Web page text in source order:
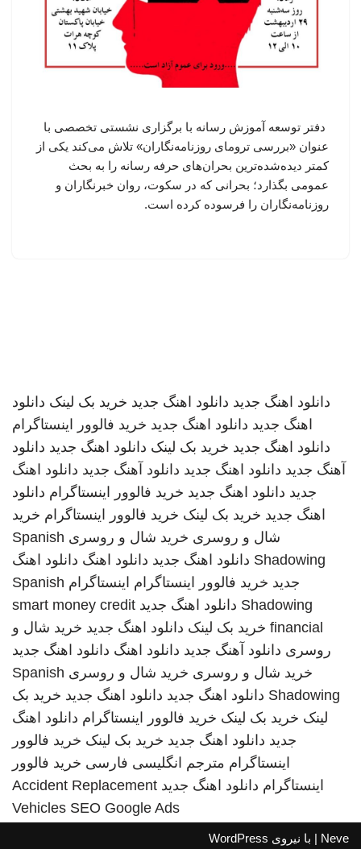
دفتر توسعه آموزش رسانه با برگزاری نشستی تخصصی با
عنوان «بررسی ترومای روزنامه‌نگاران» تلاش می‌کند یکی از
کمتر دیده‌شده‌ترین بحران‌های حرفه رسانه را به بحث
عمومی بگذارد؛ بحرانی که در سکوت، روان خبرنگاران و
روزنامه‌نگاران را فرسوده کرده است.
دانلود اهنگ جدید دانلود اهنگ جدید خرید بک لینک دانلود
اهنگ جدید دانلود اهنگ جدید خرید فالوور اینستاگرام
دانلود اهنگ جدید خرید بک لینک دانلود اهنگ جدید دانلود
آهنگ جدید دانلود اهنگ جدید دانلود آهنگ جدید دانلود اهنگ
جدید دانلود اهنگ جدید خرید فالوور اینستاگرام دانلود
اهنگ جدید خرید بک لینک خرید فالوور اینستاگرام خرید
شال و روسری خرید شال و روسری Spanish
Shadowing دانلود اهنگ جدید دانلود اهنگ دانلود اهنگ
جدید خرید فالوور اینستاگرام اینستاگرام Spanish
Shadowing دانلود اهنگ جدید smart money credit
financial خرید بک لینک دانلود اهنگ جدید خرید شال و
روسری دانلود آهنگ جدید دانلود اهنگ دانلود اهنگ جدید
خرید شال و روسری خرید شال و روسری Spanish
Shadowing دانلود اهنگ جدید دانلود اهنگ جدید خرید بک
لینک خرید بک لینک خرید فالوور اینستاگرام دانلود اهنگ
جدید دانلود اهنگ جدید خرید بک لینک خرید فالوور
اینستاگرام مترجم انگلیسی فارسی خرید فالوور
اینستاگرام دانلود اهنگ جدید Accident Replacement
Vehicles SEO Google Ads
Neve | با نیروی WordPress